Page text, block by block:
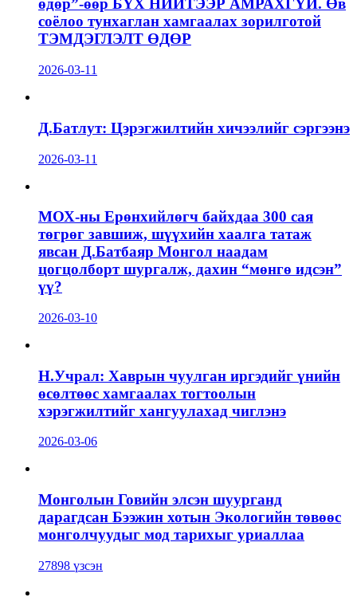
өдөр”-өөр БҮХ НИЙТЭЭР АМРАХГҮЙ. Өв
соёлоо тунхаглан хамгаалах зорилготой
ТЭМДЭГЛЭЛТ ӨДӨР
2026-03-11
Д.Батлут: Цэрэгжилтийн хичээлийг сэргээнэ
2026-03-11
МОХ-ны Ерөнхийлөгч байхдаа 300 сая
төгрөг завшиж, шүүхийн хаалга татаж
явсан Д.Батбаяр Монгол наадам
цогцолборт шургалж, дахин “мөнгө идсэн”
үү?
2026-03-10
Н.Учрал: Хаврын чуулган иргэдийг үнийн
өсөлтөөс хамгаалах тогтоолын
хэрэгжилтийг хангуулахад чиглэнэ
2026-03-06
Монголын Говийн элсэн шуурганд
дарагдсан Бээжин хотын Экологийн төвөөс
монголчуудыг мод тарихыг уриаллаа
27898 үзсэн